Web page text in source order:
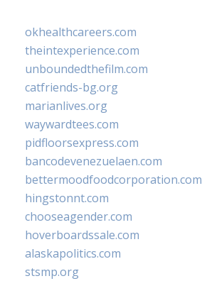
okhealthcareers.com
theintexperience.com
unboundedthefilm.com
catfriends-bg.org
marianlives.org
waywardtees.com
pidfloorsexpress.com
bancodevenezuelaen.com
bettermoodfoodcorporation.com
hingstonnt.com
chooseagender.com
hoverboardssale.com
alaskapolitics.com
stsmp.org